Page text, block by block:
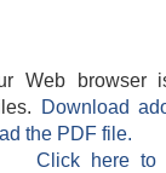
Web browser
Download
the PDF file.
Click here to